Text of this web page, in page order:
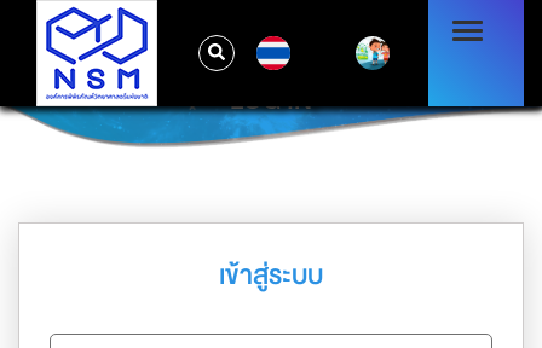
LOG IN
เข้าสู่ระบบ